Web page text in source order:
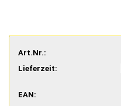
Art.Nr.:
Lieferzeit:
EAN: